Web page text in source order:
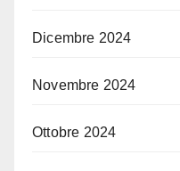
Dicembre 2024
Novembre 2024
Ottobre 2024